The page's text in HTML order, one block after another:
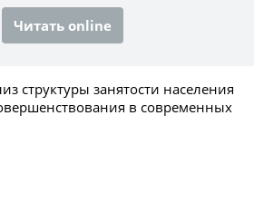
Читать online
структуры занятости населения
в современных